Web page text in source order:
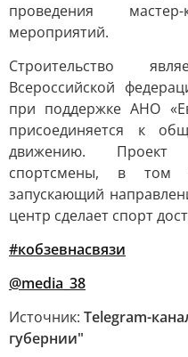
проведения
мероприятий.
Строительство
Всероссийской
при поддержке АНО
присоединяется к
движению. Проект
спортсмены, в том
запускающий
центр сделает спорт
#кобзевнасвязи
@media_38
Источник: Telegram-
губернии"